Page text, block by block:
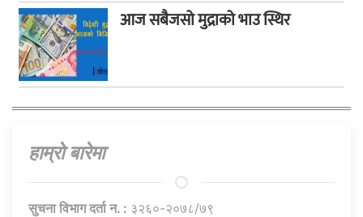
आज सबैजसो मुद्राको भाउ स्थिर
हाम्राे बारेमा
सुचना विभाग दर्ता न. : ३२६०-२०७८/७९